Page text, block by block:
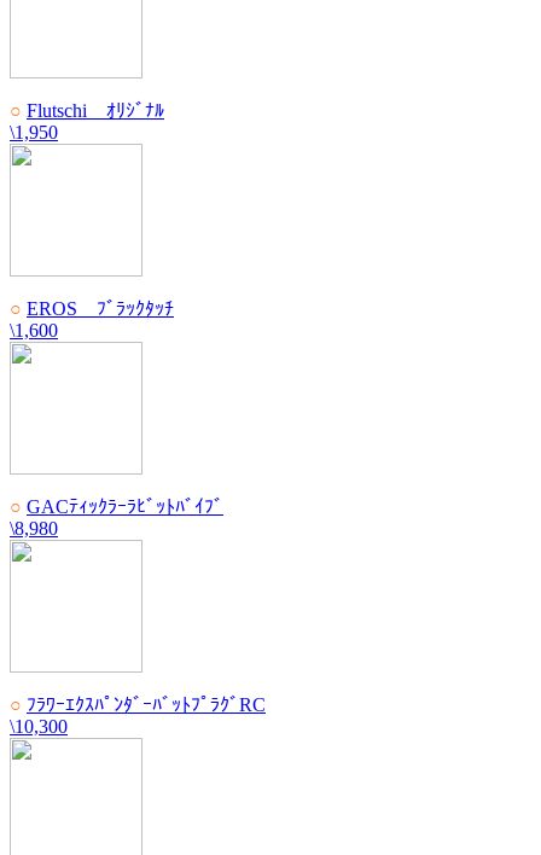
○ Flutschi ｵﾘｼﾞﾅﾙ
\1,950
○ EROS ﾌﾞﾗｯｸﾀｯﾁ
\1,600
○ GACﾃｨｯｸﾗｰﾗﾋﾞｯﾄﾊﾞｲﾌﾞ
\8,980
○ ﾌﾗﾜｰｴｸｽﾊﾟﾝﾀﾞｰﾊﾞｯﾄﾌﾟﾗｸﾞRC
\10,300